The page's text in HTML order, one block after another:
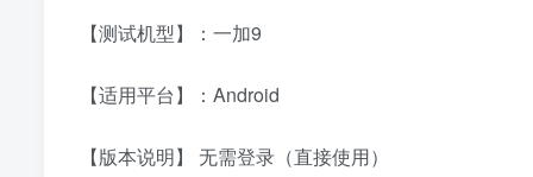
【测试机型】：一加9
【适用平台】：Android
【版本说明】 无需登录（直接使用）